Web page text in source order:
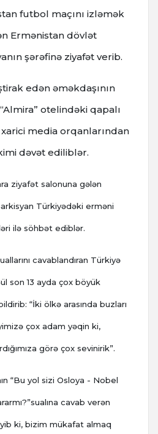
futbol maçını izləmək
Ermənistan dövlət
şərəfinə ziyafət verib.
edən əməkdaşının
otelindəki qapalı
media orqanlarından
dəvət ediliblər.
ziyafət salonuna gələn
Türkiyədəki erməni
ilə söhbət ediblər.
cavablandıran Türkiyə
son 13 ayda çox böyük
“İki ölkə arasında buzları
çox adam yəqin ki,
görə çox sevinirik”.
“Bu yol sizi Osloya - Nobel
cavab verən
ki, bizim mükafat almaq